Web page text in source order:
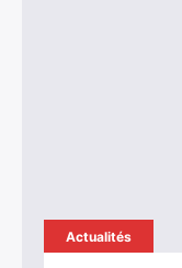
Actualités